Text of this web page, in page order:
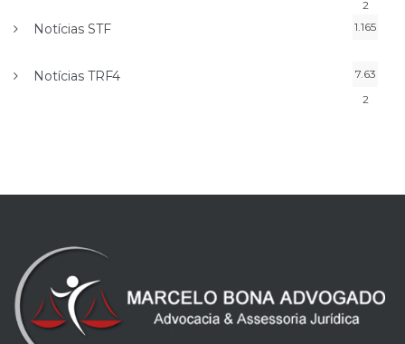
2
Notícias STF 1.165
Notícias TRF4
7.63
2